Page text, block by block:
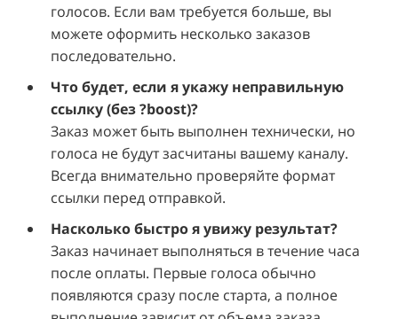
голосов. Если вам требуется больше, вы
можете оформить несколько заказов
последовательно.
Что будет, если я укажу неправильную
ссылку (без ?boost)?
Заказ может быть выполнен технически, но
голоса не будут засчитаны вашему каналу.
Всегда внимательно проверяйте формат
ссылки перед отправкой.
Насколько быстро я увижу результат?
Заказ начинает выполняться в течение часа
после оплаты. Первые голоса обычно
появляются сразу после старта, а полное